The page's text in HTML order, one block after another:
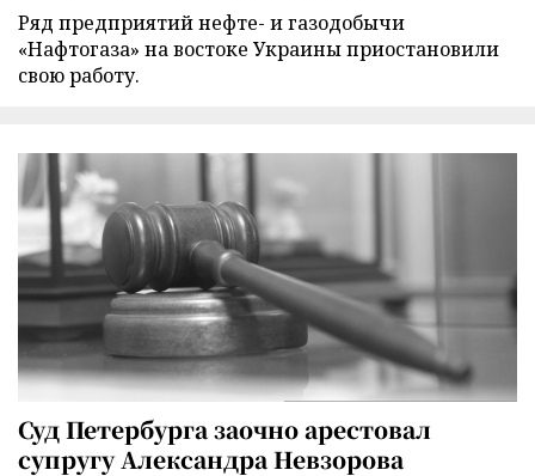
Ряд предприятий нефте- и газодобычи
«Нафтогаза» на востоке Украины приостановили
свою работу.
Суд Петербурга заочно арестовал
супругу Александра Невзорова